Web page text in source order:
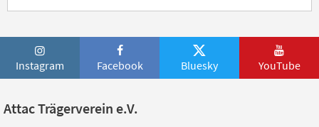
Instagram Facebook Bluesky YouTube
Attac Trägerverein e.V.